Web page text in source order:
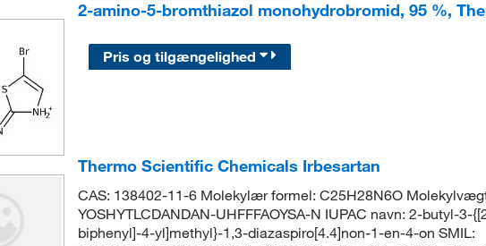
2-amino-5-bromthiazol monohydrobromid, 95 %,
Pris og tilgængelighed
Thermo Scientific Chemicals Irbesartan
CAS: 138402-11-6 Molekylær formel: C25H28N6O
YOSHYTLCDANDAN-UHFFFAOYSA-N IUPAC navn: 2-butyl-
biphenyl]-4-yl]methyl}-1,3-diazaspiro[4.4]non-1-en-4-on SMIL: